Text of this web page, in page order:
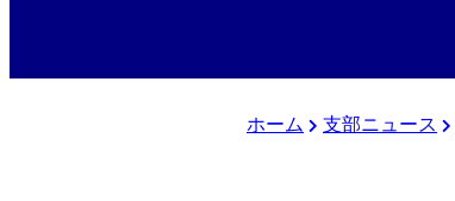
ホーム 支部ニュース